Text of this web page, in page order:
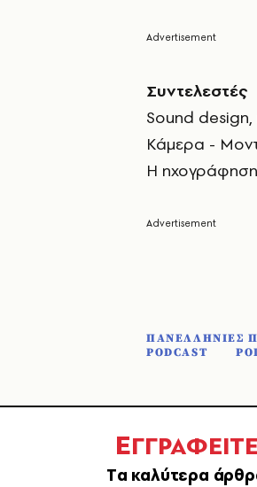
Συντελεστές
Sound design,
Κάμερα -
Η
ΠΑΝΕΛΛΗΝΙΕΣ
PODCAST
Ε
Tα καλύτερα